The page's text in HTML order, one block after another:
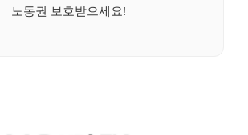
노동권 보호받으세요!